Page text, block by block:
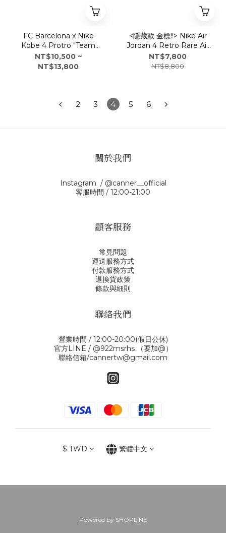
FC Barcelona x Nike
Kobe 4 Protro "Team
Gold" 聯名款 巴塞隆納 米藍
黑 男鞋 IM2532-701 豪門球
NT$10,500 ~
NT$13,800
<隱藏款 金標!!> Nike Air
Jordan 4 Retro Rare Air
黑紅 隱藏款 金標 FV5029-
003
NT$7,800
NT$8,800
2 3 4 5 6
關於我們
Instagram / @canner__official
客服時間 / 12:00-21:00
顧客服務
常見問題
運送服務方式
付款服務方式
退換貨政策
條款與細則
聯絡我們
營業時間 / 12:00-20:00(假日公休)
官方LINE / @922msrhs （要加@）
聯絡信箱/cannertw@gmail.com
$ TWD 繁體中文
Powered by SHOPLINE